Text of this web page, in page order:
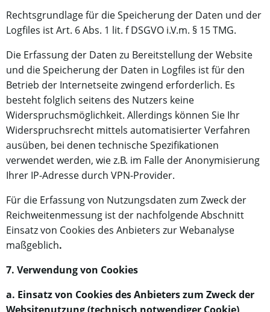
Rechtsgrundlage für die Speicherung der Daten und der
Logfiles ist Art. 6 Abs. 1 lit. f DSGVO i.V.m. § 15 TMG.
Die Erfassung der Daten zu Bereitstellung der Website
und die Speicherung der Daten in Logfiles ist für den
Betrieb der Internetseite zwingend erforderlich. Es
besteht folglich seitens des Nutzers keine
Widerspruchsmöglichkeit. Allerdings können Sie Ihr
Widerspruchsrecht mittels automatisierter Verfahren
ausüben, bei denen technische Spezifikationen
verwendet werden, wie z.B. im Falle der Anonymisierung
Ihrer IP-Adresse durch VPN-Provider.
Für die Erfassung von Nutzungsdaten zum Zweck der
Reichweitenmessung ist der nachfolgende Abschnitt
Einsatz von Cookies des Anbieters zur Webanalyse
maßgeblich.
7. Verwendung von Cookies
a. Einsatz von Cookies des Anbieters zum Zweck der